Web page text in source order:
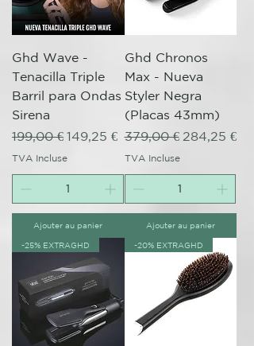
Ghd Wave -
Tenacilla Triple
Barril para Ondas
Sirena
Prix original
199,00 € Prix promotionnel
149,25 €
TVA Incluse
Ajouter au panier
Ghd Chronos
Max - Nueva
Styler Negra
(Placas 43mm)
Prix original
379,00 € Prix
284,25 €
TVA Incluse
Ajouter au panier
-25% EXTRAGHD -20% EXTRAGHD